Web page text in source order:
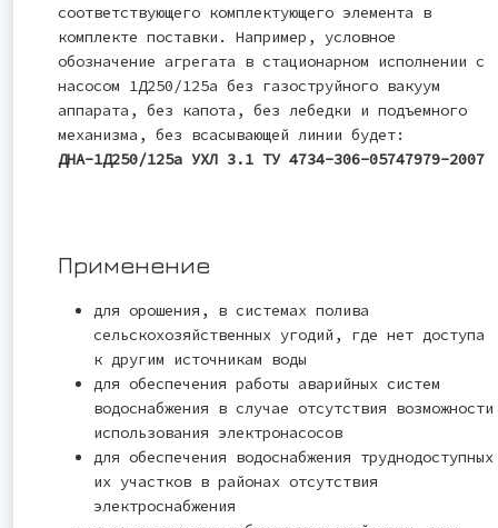
соответствующего комплектующего элемента в
комплекте поставки. Например, условное
обозначение агрегата в стационарном исполнении с
насосом 1Д250/125а без газоструйного вакуум
аппарата, без капота, без лебедки и подъемного
механизма, без всасывающей линии будет:
ДНА-1Д250/125а УХЛ 3.1 ТУ 4734-306-05747979-2007
Применение
для орошения, в системах полива
сельскохозяйственных угодий, где нет доступа
к другим источникам воды
для обеспечения работы аварийных систем
водоснабжения в случае отсутствия возможности
использования электронасосов
для обеспечения водоснабжения труднодоступных
их участков в районах отсутствия
электроснабжения